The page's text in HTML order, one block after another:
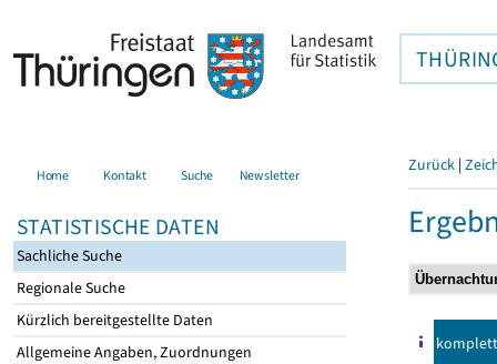
Home Kontakt Suche Newsletter
STATISTISCHE DATEN
Sachliche Suche
Regionale Suche
Kürzlich bereitgestellte Daten
Allgemeine Angaben, Zuordnungen
Zurück |
komplett